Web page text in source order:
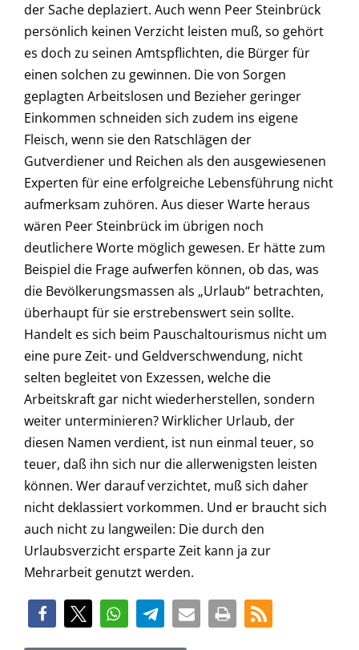
der Sache deplaziert. Auch wenn Peer Steinbrück
persönlich keinen Verzicht leisten muß, so gehört
es doch zu seinen Amtspflichten, die Bürger für
einen solchen zu gewinnen. Die von Sorgen
geplagten Arbeitslosen und Bezieher geringer
Einkommen schneiden sich zudem ins eigene
Fleisch, wenn sie den Ratschlägen der
Gutverdiener und Reichen als den ausgewiesenen
Experten für eine erfolgreiche Lebensführung nicht
aufmerksam zuhören. Aus dieser Warte heraus
wären Peer Steinbrück im übrigen noch
deutlichere Worte möglich gewesen. Er hätte zum
Beispiel die Frage aufwerfen können, ob das, was
die Bevölkerungsmassen als „Urlaub“ betrachten,
überhaupt für sie erstrebenswert sein sollte.
Handelt es sich beim Pauschaltourismus nicht um
eine pure Zeit- und Geldverschwendung, nicht
selten begleitet von Exzessen, welche die
Arbeitskraft gar nicht wiederherstellen, sondern
weiter unterminieren? Wirklicher Urlaub, der
diesen Namen verdient, ist nun einmal teuer, so
teuer, daß ihn sich nur die allerwenigsten leisten
können. Wer darauf verzichtet, muß sich daher
nicht deklassiert vorkommen. Und er braucht sich
auch nicht zu langweilen: Die durch den
Urlaubsverzicht ersparte Zeit kann ja zur
Mehrarbeit genutzt werden.